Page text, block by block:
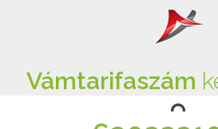
Vámtarifaszám